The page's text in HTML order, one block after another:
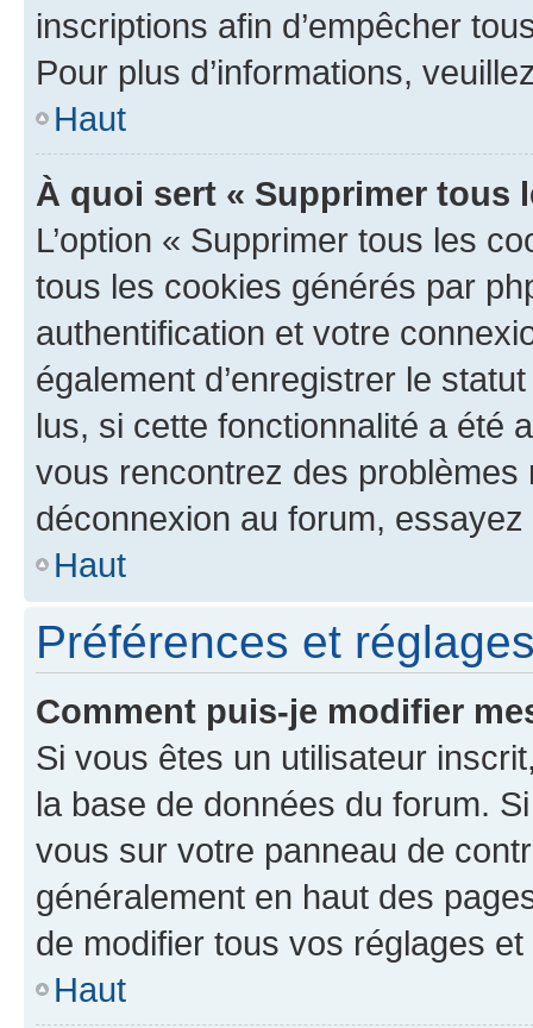
inscriptions afin d’empêcher
Pour plus d’informations,
Haut
À quoi sert « Supprimer tous
L’option « Supprimer tous les
tous les cookies générés par
authentification et votre
également d’enregistrer le
lus, si cette fonctionnalité a été
vous rencontrez des
déconnexion au forum,
Haut
Préférences et
Comment puis-je modifier
Si vous êtes un utilisateur
la base de données du forum.
vous sur votre panneau de
généralement en haut des
de modifier tous vos réglages
Haut